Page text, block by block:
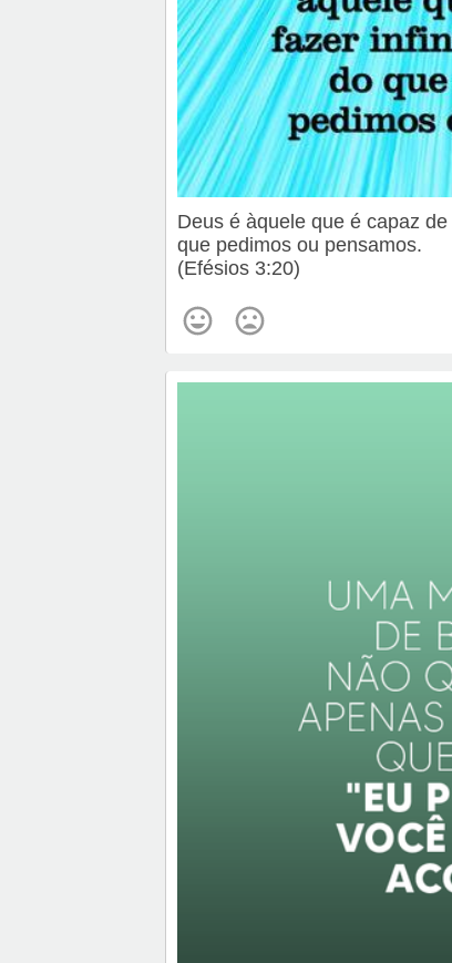
Deus é àquele que é capaz
que pedimos ou pensamos.
(Efésios 3:20)